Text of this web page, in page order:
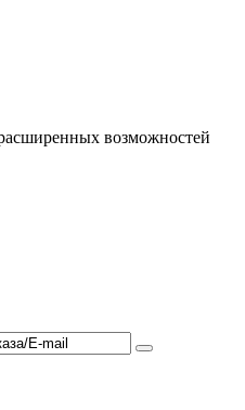
возможностей